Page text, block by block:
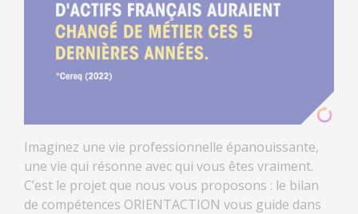
Imaginez une vie professionnelle épanouissante,
une vie qui résonne avec qui vous êtes vraiment.
C’est le projet que nous vous proposons : le bilan
de compétences ORIENTACTION vous guide dans